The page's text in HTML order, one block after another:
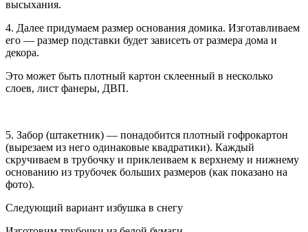
высыхания.
4. Далее придумаем размер основания домика. Изготавливаем
его — размер подставки будет зависеть от размера дома и
декора.
Это может быть плотный картон склеенный в несколько
слоев, лист фанеры, ДВП.
5. Забор (штакетник) — понадобится плотный гофрокартон
(вырезаем из него одинаковые квадратики). Каждый
скручиваем в трубочку и приклеиваем к верхнему и нижнему
основанию из трубочек больших размеров (как показано на
фото).
Следующий вариант избушка в снегу